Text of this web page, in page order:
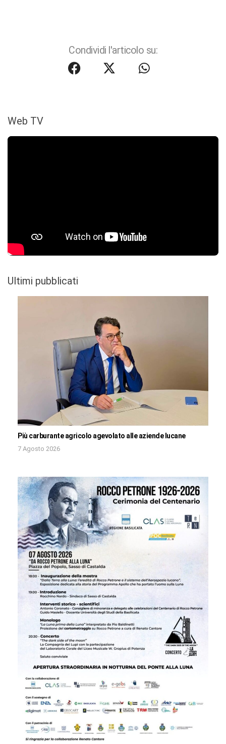
Condividi l'articolo su:
Web TV
Ultimi pubblicati
Più carburante agricolo agevolato alle aziende lucane
7 Agosto 2026